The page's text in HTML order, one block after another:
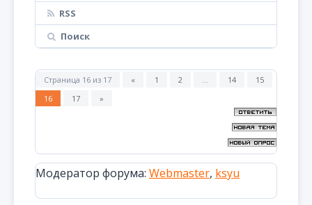
RSS
Поиск
Страница 16 из 17 « 1 2 … 14
15
16
17 »
Модератор форума: Webmaster, ksyu